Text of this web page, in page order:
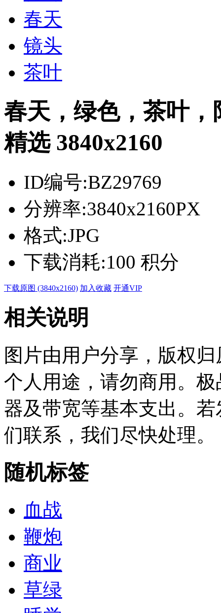
春天
镜头
茶叶
春天，绿色，茶叶
精选 3840x2160
ID编号:BZ29769
分辨率:3840x2160PX
格式:JPG
下载消耗:100 积分
下载原图 (3840x2160) 加入收藏 开通VIP
相关说明
图片由用户分享，版权
个人用途，请勿商用。
器及带宽等基本支出。
们联系，我们尽快处理。
随机标签
血战
鞭炮
商业
草绿